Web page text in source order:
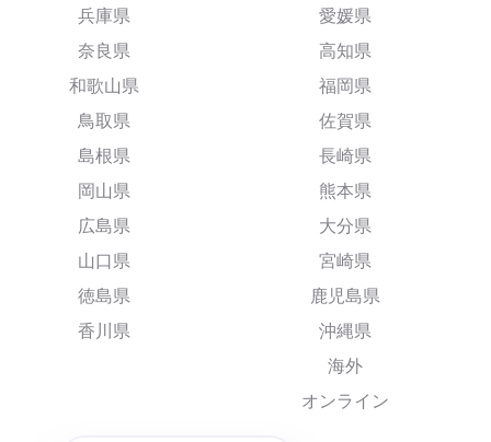
兵庫県
奈良県
和歌山県
鳥取県
島根県
岡山県
広島県
山口県
徳島県
香川県
愛媛県
高知県
福岡県
佐賀県
長崎県
熊本県
大分県
宮崎県
鹿児島県
沖縄県
海外
オンライン